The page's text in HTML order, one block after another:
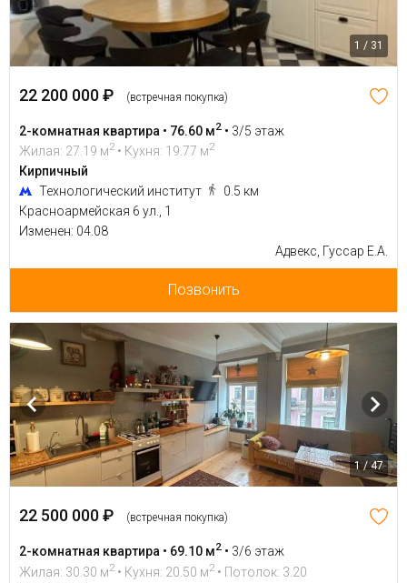
1 / 31
22 200 000 ₽ (встречная покупка)
2-комнатная квартира • 76.60 м2 • 3/5 этаж
Жилая: 27.19 м2 • Кухня: 19.77 м2
Кирпичный
Технологический институт
0.5 км
Красноармейская 6 ул., 1
Изменен: 04.08
Адвекс, Гуссар Е.А.
Позвонить
1 / 47
22 500 000 ₽ (встречная покупка)
2-комнатная квартира • 69.10 м2 • 3/6 этаж
Жилая: 30.30 м2 • Кухня: 20.50 м2 • Потолок: 3.20